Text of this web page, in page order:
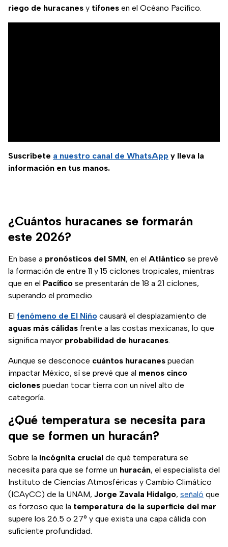
riego de huracanes y tifones en el Océano Pacífico.
Suscríbete a nuestro canal de WhatsApp y lleva la
información en tus manos.
¿Cuántos huracanes se formarán
este 2026?
En base a pronósticos del SMN, en el Atlántico se prevé
la formación de entre 11 y 15 ciclones tropicales, mientras
que en el Pacífico se presentarán de 18 a 21 ciclones,
superando el promedio.
El fenómeno de El Niño causará el desplazamiento de
aguas más cálidas frente a las costas mexicanas, lo que
significa mayor probabilidad de huracanes.
Aunque se desconoce cuántos huracanes puedan
impactar México, sí se prevé que al menos cinco
ciclones puedan tocar tierra con un nivel alto de
categoría.
¿Qué temperatura se necesita para
que se formen un huracán?
Sobre la incógnita crucial de qué temperatura se
necesita para que se forme un huracán, el especialista del
Instituto de Ciencias Atmosféricas y Cambio Climático
(ICAyCC) de la UNAM, Jorge Zavala Hidalgo, señaló que
es forzoso que la temperatura de la superficie del mar
supere los 26.5 o 27° y que exista una capa cálida con
suficiente profundidad.